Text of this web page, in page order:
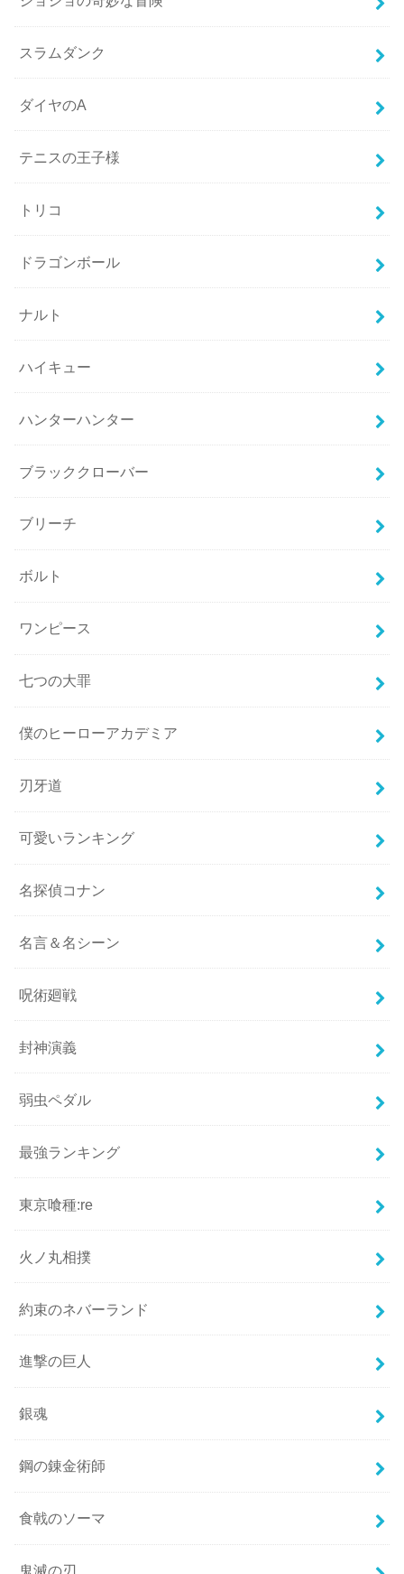
スラムダンク
ダイヤのA
テニスの王子様
トリコ
ドラゴンボール
ナルト
ハイキュー
ハンターハンター
ブラッククローバー
ブリーチ
ボルト
ワンピース
七つの大罪
僕のヒーローアカデミア
刃牙道
可愛いランキング
名探偵コナン
名言＆名シーン
呪術廻戦
封神演義
弱虫ペダル
最強ランキング
東京喰種:re
火ノ丸相撲
約束のネバーランド
進撃の巨人
銀魂
鋼の錬金術師
食戟のソーマ
鬼滅の刃